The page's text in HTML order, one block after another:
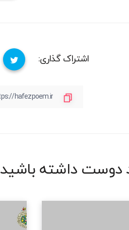
اشتراک گذاری:
دوست داشته باشید